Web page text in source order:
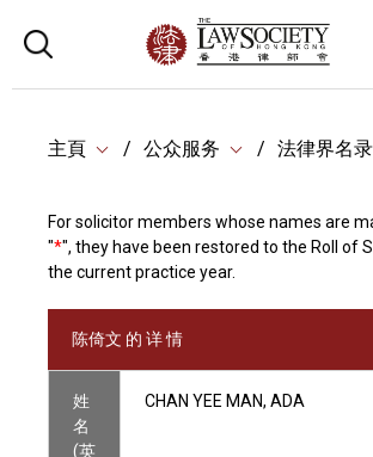
主頁 公众服务 法律界名录
For solicitor members whose names are
"*", they have been restored to the Roll of
the current practice year.
陈倚文 的 详 情
姓
名
(英
CHAN YEE MAN, ADA